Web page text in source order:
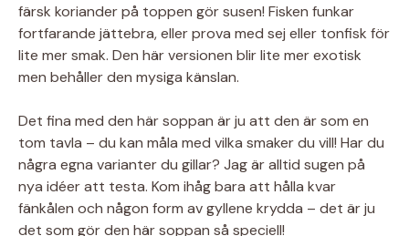
färsk koriander på toppen gör susen! Fisken funkar
fortfarande jättebra, eller prova med sej eller tonfisk för
lite mer smak. Den här versionen blir lite mer exotisk
men behåller den mysiga känslan.
Det fina med den här soppan är ju att den är som en
tom tavla – du kan måla med vilka smaker du vill! Har du
några egna varianter du gillar? Jag är alltid sugen på
nya idéer att testa. Kom ihåg bara att hålla kvar
fänkålen och någon form av gyllene krydda – det är ju
det som gör den här soppan så speciell!